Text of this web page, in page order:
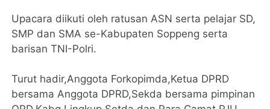
Upacara diikuti oleh ratusan ASN serta pelajar SD,
SMP dan SMA se-Kabupaten Soppeng serta
barisan TNI-Polri.
Turut hadir,Anggota Forkopimda,Ketua DPRD
bersama Anggota DPRD,Sekda bersama pimpinan